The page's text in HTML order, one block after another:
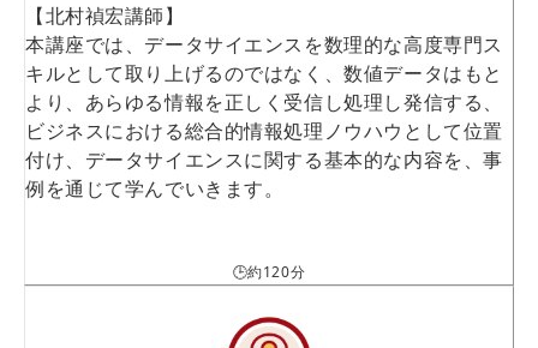
【北村禎宏講師】
本講座では、データサイエンスを数理的な高度専門ス
キルとして取り上げるのではなく、数値データはもと
より、あらゆる情報を正しく受信し処理し発信する、
ビジネスにおける総合的情報処理ノウハウとして位置
付け、データサイエンスに関する基本的な内容を、事
例を通じて学んでいきます。
🕒約120分